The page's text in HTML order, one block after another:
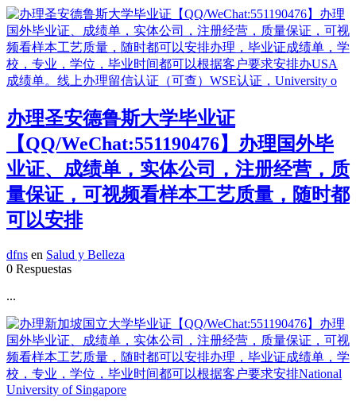
办理圣安德鲁斯大学毕业证
【QQ/WeChat:551190476】办理国外毕
业证、成绩单，实体公司，注册经营，质
量保证，可视频看样本工艺质量，随时都
可以安排
dfns en Salud y Belleza
0 Respuestas
...